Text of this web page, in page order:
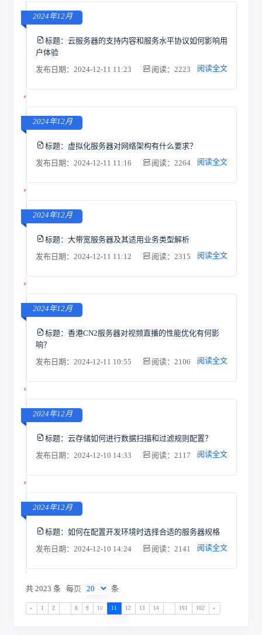
2024年12月
标题： 云服务器的支持内容和服务水平协议如何影响用
户体验
发布日期：2024-12-11 11:23
阅读：2223 阅读全文
2024年12月
标题： 虚拟化服务器对网络架构有什么要求？
发布日期：2024-12-11 11:16
阅读：2264 阅读全文
2024年12月
标题： 大带宽服务器及其适用业务类型解析
发布日期：2024-12-11 11:12
阅读：2315 阅读全文
2024年12月
标题： 香港CN2服务器对视频直播的性能优化有何影
响？
发布日期：2024-12-11 10:55
阅读：2106 阅读全文
2024年12月
标题： 云存储如何进行数据扫描和过滤规则配置？
发布日期：2024-12-10 14:33
阅读：2117 阅读全文
2024年12月
标题： 如何在配置开发环境时选择合适的服务器规格
发布日期：2024-12-10 14:24
阅读：2141 阅读全文
共 2023 条 每页 条
« 1 2 8 9 10 11 12 13 14 101 102 »